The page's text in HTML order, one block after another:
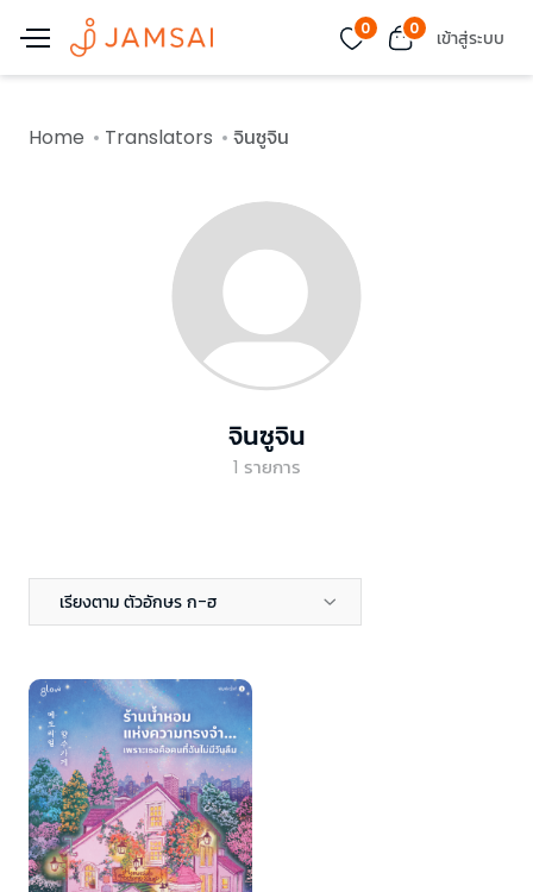
0 0 เข้าสู่ระบบ
Home Translators จินซูจิน
จินซูจิน
1 รายการ
เรียงตาม ตัวอักษร ก-ฮ